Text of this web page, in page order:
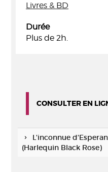
Livres & BD
Durée
Plus de 2h.
CONSULTER EN
L'inconnue
(Harlequin Black Rose)